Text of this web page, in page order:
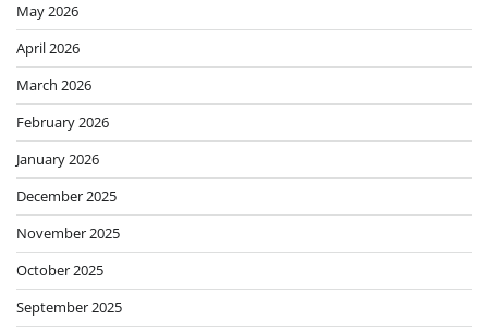
May 2026
April 2026
March 2026
February 2026
January 2026
December 2025
November 2025
October 2025
September 2025